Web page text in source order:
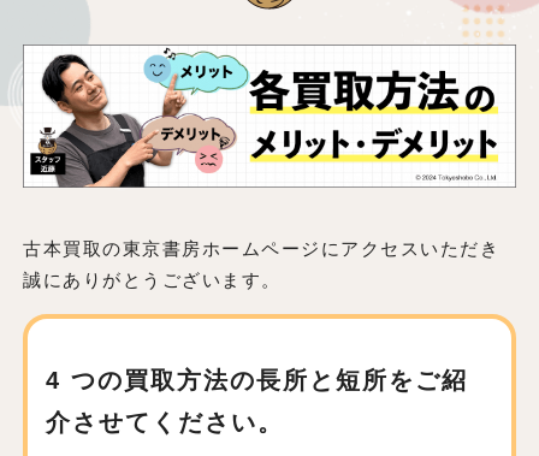
古本買取の東京書房ホームページにアクセスいただき
誠にありがとうございます。
4 つの買取方法の長所と短所をご紹
介させてください。